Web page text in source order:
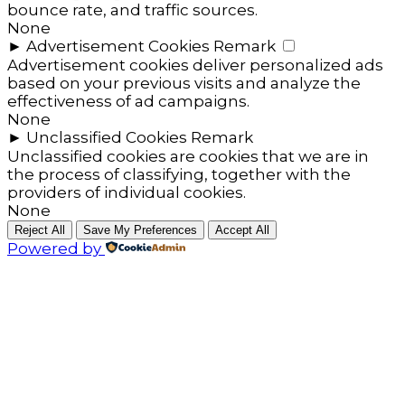
bounce rate, and traffic sources.
None
► Advertisement Cookies Remark
Advertisement cookies deliver personalized ads
based on your previous visits and analyze the
effectiveness of ad campaigns.
None
► Unclassified Cookies Remark
Unclassified cookies are cookies that we are in
the process of classifying, together with the
providers of individual cookies.
None
Reject All Save My Preferences Accept All
Powered by